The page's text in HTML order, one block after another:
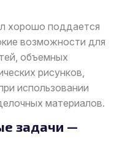
хорошо поддается
возможности для
объемных
рисунков,
использовании
материалов.
задачи —